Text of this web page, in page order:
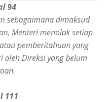
94
sebagaimana dimaksud
Menteri menolak setiap
pemberitahuan yang
oleh Direksi yang belum
111